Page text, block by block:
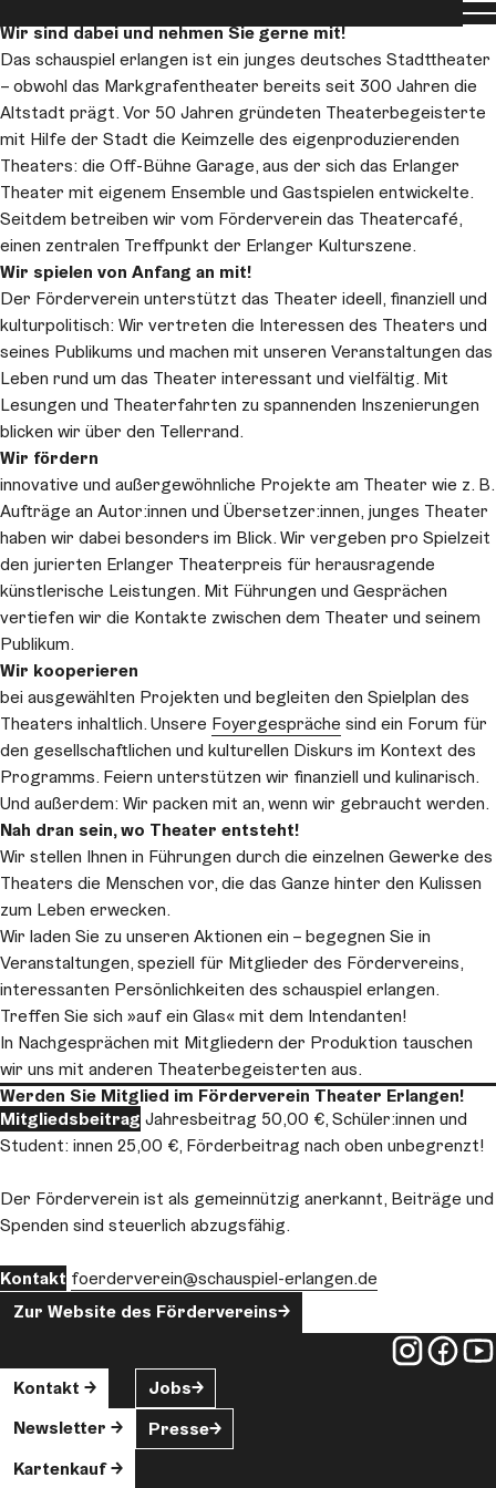
Wir sind dabei und nehmen Sie gerne mit!
Das schauspiel erlangen ist ein junges deutsches Stadttheater
– obwohl das Markgrafentheater bereits seit 300 Jahren die
Altstadt prägt. Vor 50 Jahren gründeten Theaterbegeisterte
mit Hilfe der Stadt die Keimzelle des eigenproduzierenden
Theaters: die Off-Bühne Garage, aus der sich das Erlanger
Theater mit eigenem Ensemble und Gastspielen entwickelte.
Seitdem betreiben wir vom Förderverein das Theatercafé,
einen zentralen Treffpunkt der Erlanger Kulturszene.
Wir spielen von Anfang an mit!
Der Förderverein unterstützt das Theater ideell, finanziell und
kulturpolitisch: Wir vertreten die Interessen des Theaters und
seines Publikums und machen mit unseren Veranstaltungen das
Leben rund um das Theater interessant und vielfältig. Mit
Lesungen und Theaterfahrten zu spannenden Inszenierungen
blicken wir über den Tellerrand.
Wir fördern
innovative und außergewöhnliche Projekte am Theater wie z. B.
Aufträge an Autor:innen und Übersetzer:innen, junges Theater
haben wir dabei besonders im Blick. Wir vergeben pro Spielzeit
den jurierten Erlanger Theaterpreis für herausragende
künstlerische Leistungen. Mit Führungen und Gesprächen
vertiefen wir die Kontakte zwischen dem Theater und seinem
Publikum.
Wir kooperieren
bei ausgewählten Projekten und begleiten den Spielplan des
Theaters inhaltlich. Unsere Foyergespräche sind ein Forum für
den gesellschaftlichen und kulturellen Diskurs im Kontext des
Programms. Feiern unterstützen wir finanziell und kulinarisch.
Und außerdem: Wir packen mit an, wenn wir gebraucht werden.
Nah dran sein, wo Theater entsteht!
Wir stellen Ihnen in Führungen durch die einzelnen Gewerke des
Theaters die Menschen vor, die das Ganze hinter den Kulissen
zum Leben erwecken.
Wir laden Sie zu unseren Aktionen ein – begegnen Sie in
Veranstaltungen, speziell für Mitglieder des Fördervereins,
interessanten Persönlichkeiten des schauspiel erlangen.
Treffen Sie sich »auf ein Glas« mit dem Intendanten!
In Nachgesprächen mit Mitgliedern der Produktion tauschen
wir uns mit anderen Theaterbegeisterten aus.
Werden Sie Mitglied im Förderverein Theater Erlangen!
Mitgliedsbeitrag Jahresbeitrag 50,00 €, Schüler:innen und
Student: innen 25,00 €, Förderbeitrag nach oben unbegrenzt!
Der Förderverein ist als gemeinnützig anerkannt, Beiträge und
Spenden sind steuerlich abzugsfähig.
Kontakt foerderverein@schauspiel-erlangen.de
Zur Website des Fördervereins
Kontakt
Newsletter
Kartenkauf
Jobs
Presse